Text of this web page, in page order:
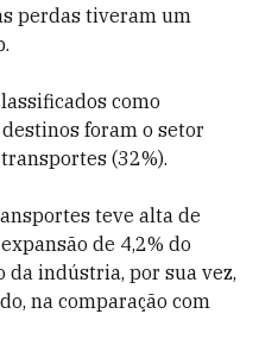
perdas tiveram um
como
foram o setor
(32%).
teve alta de
de 4,2% do
da indústria, por sua vez,
na comparação com